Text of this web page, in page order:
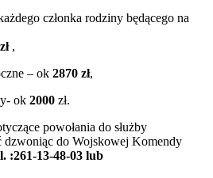
członka rodziny będącego na
,
– ok 2870 zł,
ok 2000 zł.
powołania do służby
dzwoniąc do Wojskowej Komendy
:261-13-48-03 lub